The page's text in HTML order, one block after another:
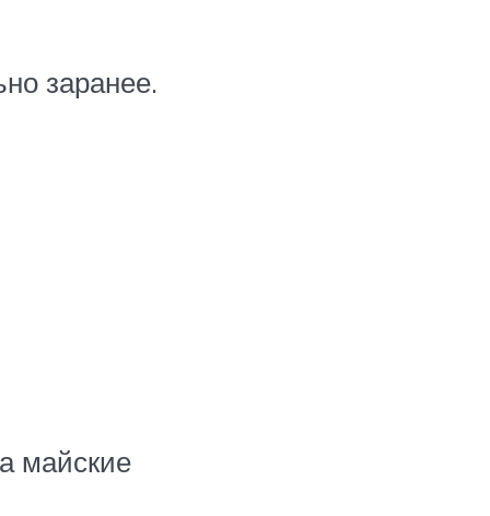
заранее.
майские